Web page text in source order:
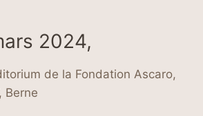
2024,
de la Fondation Ascaro,
Berne